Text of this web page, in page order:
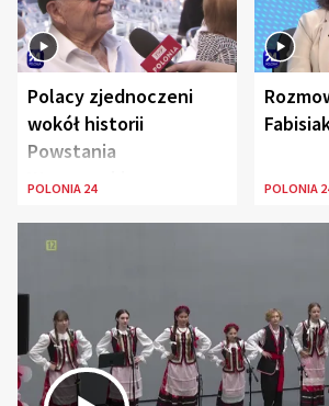
Polacy zjednoczeni
wokół historii
Powstania
Warszawskiego
POLONIA 24 POLONIA